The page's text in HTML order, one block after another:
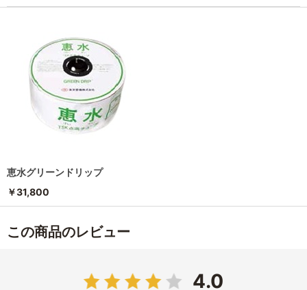
恵水グリーンドリップ
￥31,800
この商品のレビュー
4.0